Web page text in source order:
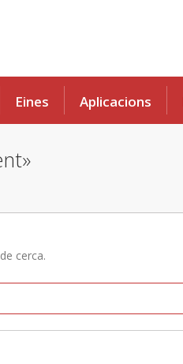
Eines Aplicacions
cerca.